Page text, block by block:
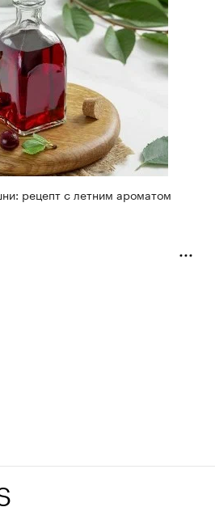
рецепт с летним ароматом